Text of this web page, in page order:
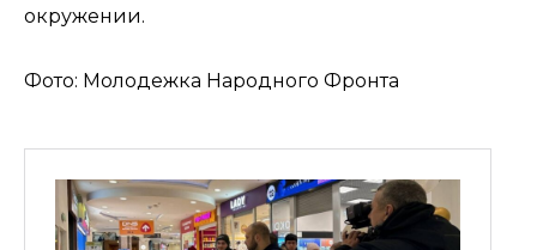
окружении.
Фото: Молодежка Народного Фронта